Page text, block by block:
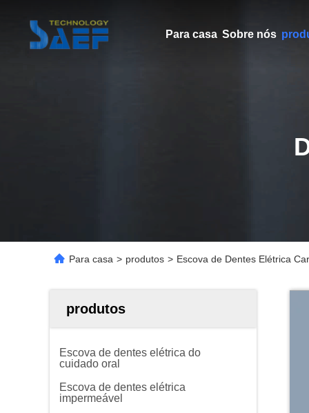
Para casa Sobre nós
Para casa > produtos > Escova de Dentes Elétrica
produtos
Escova de dentes elétrica do
cuidado oral
Escova de dentes elétrica
impermeável